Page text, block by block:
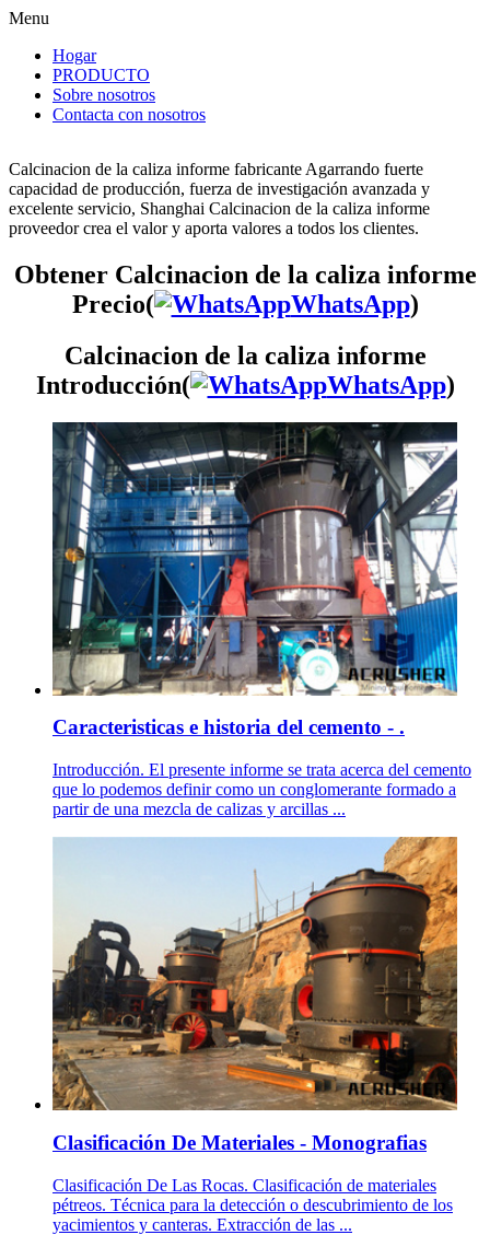
Menu
Hogar
PRODUCTO
Sobre nosotros
Contacta con nosotros
Calcinacion de la caliza informe fabricante Agarrando fuerte
capacidad de producción, fuerza de investigación avanzada y
excelente servicio, Shanghai Calcinacion de la caliza informe
proveedor crea el valor y aporta valores a todos los clientes.
Obtener Calcinacion de la caliza informe
Precio(
WhatsApp)
Calcinacion de la caliza informe
Introducción(
WhatsApp)
Caracteristicas e historia del cemento - .
Introducción. El presente informe se trata acerca del cemento
que lo podemos definir como un conglomerante formado a
partir de una mezcla de calizas y arcillas ...
Clasificación De Materiales - Monografias
Clasificación De Las Rocas. Clasificación de materiales
pétreos. Técnica para la detección o descubrimiento de los
yacimientos y canteras. Extracción de las ...